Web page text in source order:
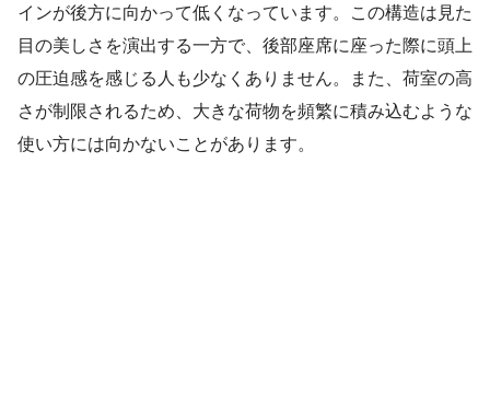
インが後方に向かって低くなっています。この構造は見た
目の美しさを演出する一方で、後部座席に座った際に頭上
の圧迫感を感じる人も少なくありません。また、荷室の高
さが制限されるため、大きな荷物を頻繁に積み込むような
使い方には向かないことがあります。